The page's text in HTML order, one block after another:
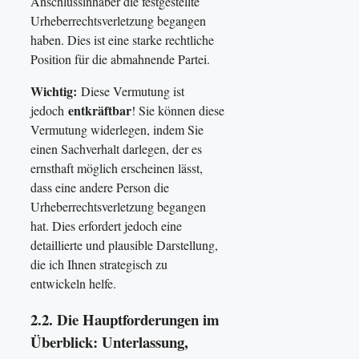
Urheberrechtsverletzung begangen
haben. Dies ist eine starke rechtliche
Position für die abmahnende Partei.
Wichtig: Diese Vermutung ist
jedoch entkräftbar! Sie können diese
Vermutung widerlegen, indem Sie
einen Sachverhalt darlegen, der es
ernsthaft möglich erscheinen lässt,
dass eine andere Person die
Urheberrechtsverletzung begangen
hat. Dies erfordert jedoch eine
detaillierte und plausible Darstellung,
die ich Ihnen strategisch zu
entwickeln helfe.
2.2. Die Hauptforderungen im
Überblick: Unterlassung,